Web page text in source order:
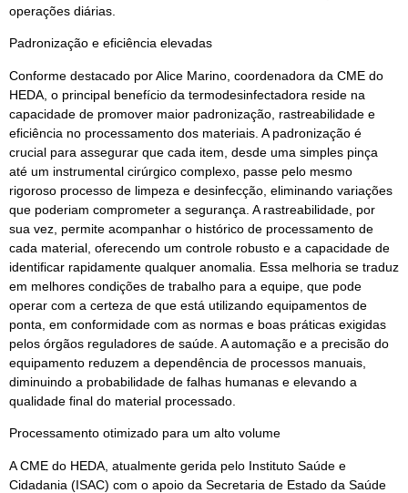
operações diárias.
Padronização e eficiência elevadas
Conforme destacado por Alice Marino, coordenadora da CME do
HEDA, o principal benefício da termodesinfectadora reside na
capacidade de promover maior padronização, rastreabilidade e
eficiência no processamento dos materiais. A padronização é
crucial para assegurar que cada item, desde uma simples pinça
até um instrumental cirúrgico complexo, passe pelo mesmo
rigoroso processo de limpeza e desinfecção, eliminando variações
que poderiam comprometer a segurança. A rastreabilidade, por
sua vez, permite acompanhar o histórico de processamento de
cada material, oferecendo um controle robusto e a capacidade de
identificar rapidamente qualquer anomalia. Essa melhoria se traduz
em melhores condições de trabalho para a equipe, que pode
operar com a certeza de que está utilizando equipamentos de
ponta, em conformidade com as normas e boas práticas exigidas
pelos órgãos reguladores de saúde. A automação e a precisão do
equipamento reduzem a dependência de processos manuais,
diminuindo a probabilidade de falhas humanas e elevando a
qualidade final do material processado.
Processamento otimizado para um alto volume
A CME do HEDA, atualmente gerida pelo Instituto Saúde e
Cidadania (ISAC) com o apoio da Secretaria de Estado da Saúde